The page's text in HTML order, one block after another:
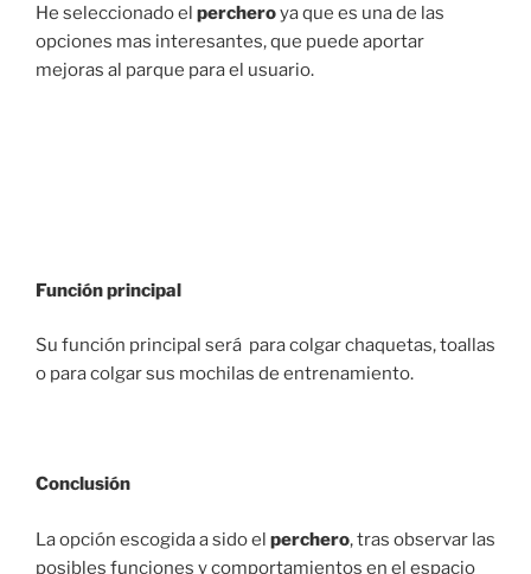
He seleccionado el percheroya que es una de las
opciones mas interesantes, que puede aportar
mejoras al parque para el usuario.
Función principal
Su función principal será para colgar chaquetas, toallas
o para colgar sus mochilas de entrenamiento.
Conclusión
La opción escogida a sido el perchero, tras observar las
posibles funciones y comportamientos en el espacio